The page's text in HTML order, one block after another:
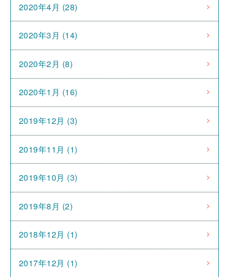
2020年4月 (28)
2020年3月 (14)
2020年2月 (8)
2020年1月 (16)
2019年12月 (3)
2019年11月 (1)
2019年10月 (3)
2019年8月 (2)
2018年12月 (1)
2017年12月 (1)